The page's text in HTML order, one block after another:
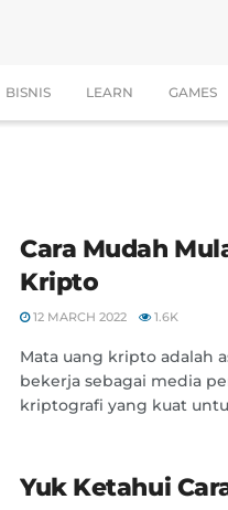
BISNIS LEARN GAMES
Cara Mudah
Kripto
12 MARCH 2022 1.6K
Mata uang kripto adalah
bekerja sebagai media
kriptografi yang kuat
Yuk Ketahui